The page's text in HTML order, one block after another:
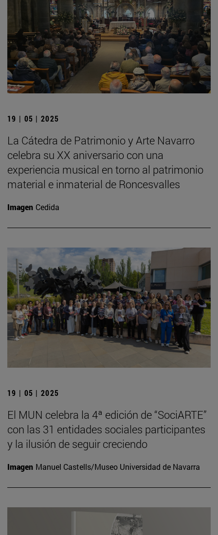
19 | 05 | 2025
La Cátedra de Patrimonio y Arte Navarro
celebra su XX aniversario con una
experiencia musical en torno al patrimonio
material e inmaterial de Roncesvalles
Imagen Cedida
19 | 05 | 2025
El MUN celebra la 4ª edición de “SociARTE”
con las 31 entidades sociales participantes
y la ilusión de seguir creciendo
Imagen Manuel Castells/Museo Universidad de Navarra